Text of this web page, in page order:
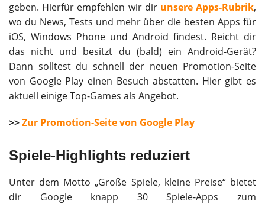
geben. Hierfür empfehlen wir dir unsere Apps-Rubrik,
wo du News, Tests und mehr über die besten Apps für
iOS, Windows Phone und Android findest. Reicht dir
das nicht und besitzt du (bald) ein Android-Gerät?
Dann solltest du schnell der neuen Promotion-Seite
von Google Play einen Besuch abstatten. Hier gibt es
aktuell einige Top-Games als Angebot.
>>Zur Promotion-Seite von Google Play
Spiele-Highlights reduziert
Unter dem Motto „Große Spiele, kleine Preise“ bietet
dir Google knapp 30 Spiele-Apps zum